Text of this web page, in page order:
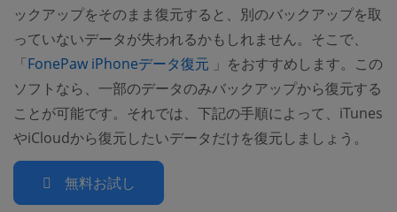
ックアップをそのまま復元すると、別のバックアップを取
っていないデータが失われるかもしれません。そこで、
「FonePaw iPhoneデータ復元 (opens new window)
」をおすすめします。この
ソフトなら、一部のデータのみバックアップから復元する
ことが可能です。それでは、下記の手順によって、iTunes
やiCloudから復元したいデータだけを復元しましょう。
無料お試し